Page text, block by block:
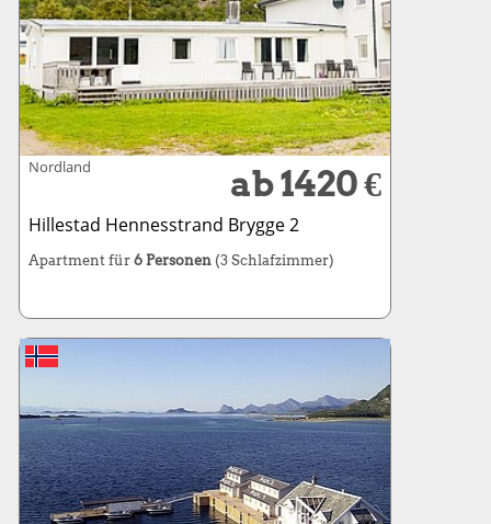
Nordland ab 1420 €
Hillestad Hennesstrand Brygge 2
Apartment für 6 Personen (3 Schlafzimmer)